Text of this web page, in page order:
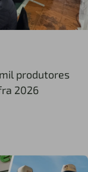
produtores
2026